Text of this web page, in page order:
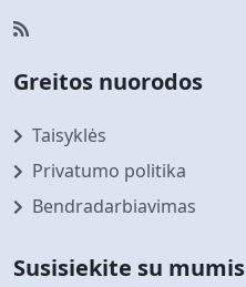
Greitos nuorodos
Taisyklės
Privatumo politika
Bendradarbiavimas
Susisiekite su mumis